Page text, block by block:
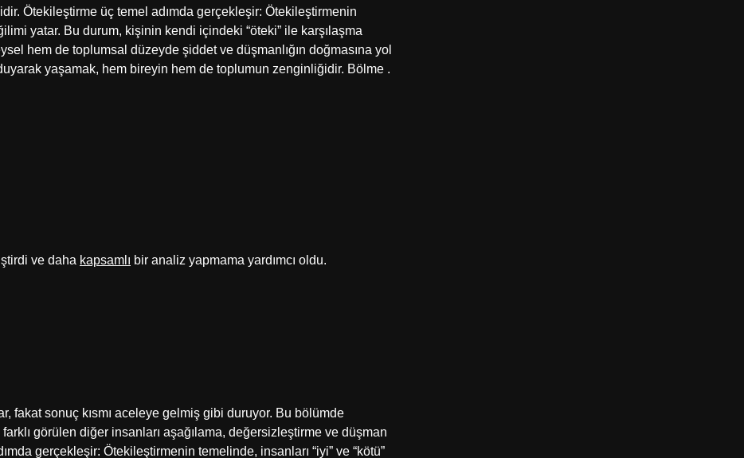
Ötekileştirme üç temel adımda gerçekleşir: Ötekileştirmenin
yatar. Bu durum, kişinin kendi içindeki “öteki” ile karşılaşma
hem de toplumsal düzeyde şiddet ve düşmanlığın doğmasına yol
yaşamak, hem bireyin hem de toplumun zenginliğidir. Bölme .
ve daha kapsamlı bir analiz yapmama yardımcı oldu.
fakat sonuç kısmı aceleye gelmiş gibi duruyor. Bu bölümde
görülen diğer insanları aşağılama, değersizleştirme ve düşman
gerçekleşir: Ötekileştirmenin temelinde, insanları “iyi” ve “kötü”